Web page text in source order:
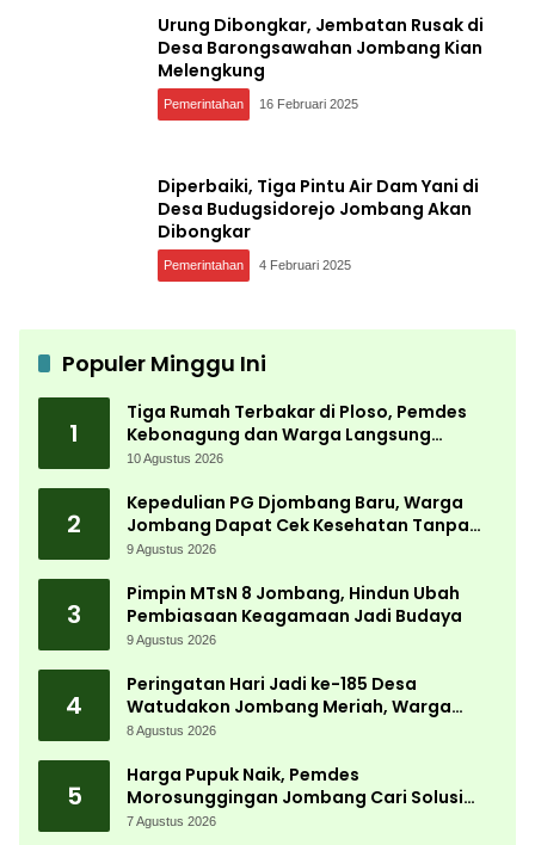
Urung Dibongkar, Jembatan Rusak di
Desa Barongsawahan Jombang Kian
Melengkung
Pemerintahan 16 Februari 2025
Diperbaiki, Tiga Pintu Air Dam Yani di
Desa Budugsidorejo Jombang Akan
Dibongkar
Pemerintahan 4 Februari 2025
Populer Minggu Ini
1
Tiga Rumah Terbakar di Ploso, Pemdes
Kebonagung dan Warga Langsung
Bergerak Bantu Korban
10 Agustus 2026
2
Kepedulian PG Djombang Baru, Warga
Jombang Dapat Cek Kesehatan Tanpa
Biaya
9 Agustus 2026
3
Pimpin MTsN 8 Jombang, Hindun Ubah
Pembiasaan Keagamaan Jadi Budaya
9 Agustus 2026
4
Peringatan Hari Jadi ke-185 Desa
Watudakon Jombang Meriah, Warga
Tumpek Blek Padati Karnaval Budaya
8 Agustus 2026
5
Harga Pupuk Naik, Pemdes
Morosunggingan Jombang Cari Solusi
Lewat Kajian Akademik
7 Agustus 2026